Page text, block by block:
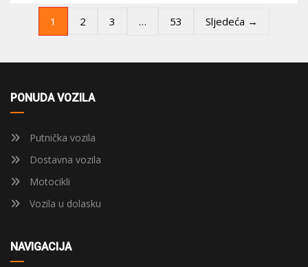
1 2 3 … 53 Sljedeća →
PONUDA VOZILA
Putnička vozila
Dostavna vozila
Motocikli
Vozila u dolasku
NAVIGACIJA